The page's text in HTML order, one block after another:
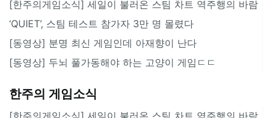
[한주의게임소식] 세일이 불러온 스팀 차트 역주행의 바람
‘QUIET’, 스팀 테스트 참가자 3만 명 몰렸다
[동영상] 분명 최신 게임인데 아재향이 난다
[동영상] 두뇌 풀가동해야 하는 고양이 게임ㄷㄷ
한주의 게임소식
[한주의게임소식] 세일이 불러온 스팀 차트 역주행의 바람